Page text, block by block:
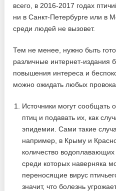
всего, в 2016-2017 годах
ни в Санкт-Петербурге или в
среди людей не вызовет.
Тем не менее, нужно быть
различные интернет-издания
повышения интереса и
можно ожидать любых
Источники могут сообщать
птиц и подавать их, как
эпидемии. Сами такие
например, в Крыму и
количество
среди которых наверняка
переносящие вирус
значит, что болезнь